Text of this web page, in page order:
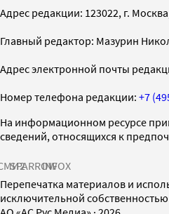
Адрес редакции: 123022, г.
Главный редактор: Мазурин
Адрес электронной почты
Номер телефона редакции: +7
На информационном ресурсе
сведений, относящихся к
SPARROWINFOX
Перепечатка материалов и
исключительной